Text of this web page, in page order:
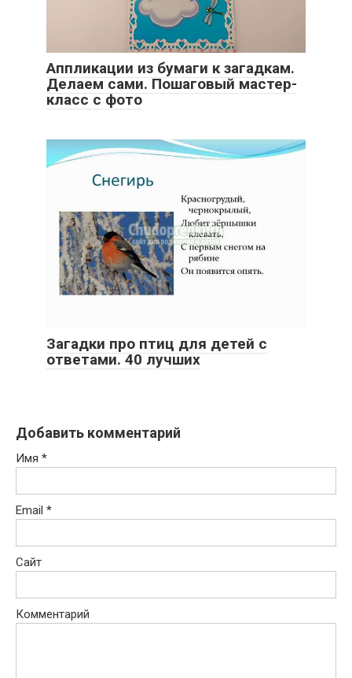
Аппликации из бумаги к загадкам.
Делаем сами. Пошаговый мастер-
класс с фото
Загадки про птиц для детей с
ответами. 40 лучших
Добавить комментарий
Имя *
Email *
Сайт
Комментарий